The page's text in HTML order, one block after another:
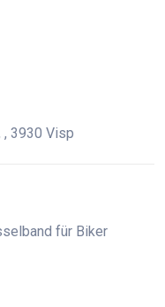
, 3930 Visp
für Biker